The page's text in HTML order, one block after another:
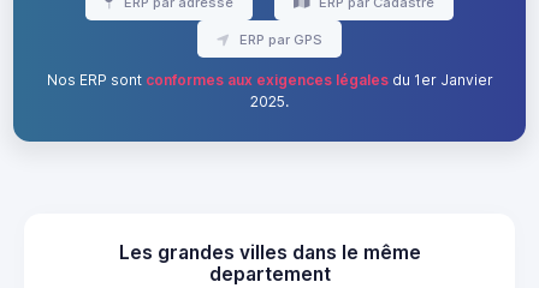
ERP par GPS
Nos ERP sont conformes aux exigences légalesdu 1er Janvier
2025.
Les grandes villes dans le même
departement